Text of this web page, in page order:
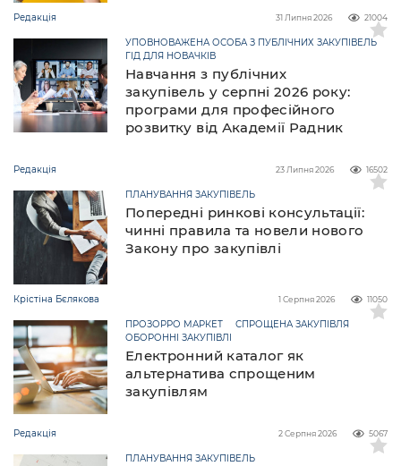
Редакція 21004
31 Липня 2026
Навчання з публічних
закупівель у серпні 2026 року:
програми для професійного
розвитку від Академії Радник
УПОВНОВАЖЕНА ОСОБА З ПУБЛІЧНИХ ЗАКУПІВЕЛЬ
ГІД ДЛЯ НОВАЧКІВ
Редакція 16502
23 Липня 2026
Попередні ринкові консультації:
чинні правила та новели нового
Закону про закупівлі
ПЛАНУВАННЯ ЗАКУПІВЕЛЬ
Крістіна Бєлякова 11050
1 Серпня 2026
Електронний каталог як
альтернатива спрощеним
закупівлям
ПРОЗОРРО МАРКЕТ
СПРОЩЕНА ЗАКУПІВЛЯ
ОБОРОННІ ЗАКУПІВЛІ
Редакція 5067
2 Серпня 2026
ПЛАНУВАННЯ ЗАКУПІВЕЛЬ